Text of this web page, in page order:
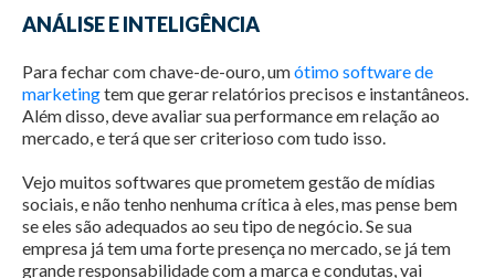
ANÁLISE E INTELIGÊNCIA
Para fechar com chave-de-ouro, umótimo software de
marketingtem que gerar relatórios precisos e instantâneos.
Além disso, deve avaliar sua performance em relação ao
mercado, e terá que ser criterioso com tudo isso.
Vejo muitos softwares que prometem gestão de mídias
sociais, e não tenho nenhuma crítica à eles, mas pense bem
se eles são adequados ao seu tipo de negócio. Se sua
empresa já tem uma forte presença no mercado, se já tem
grande responsabilidade com a marca e condutas, vai